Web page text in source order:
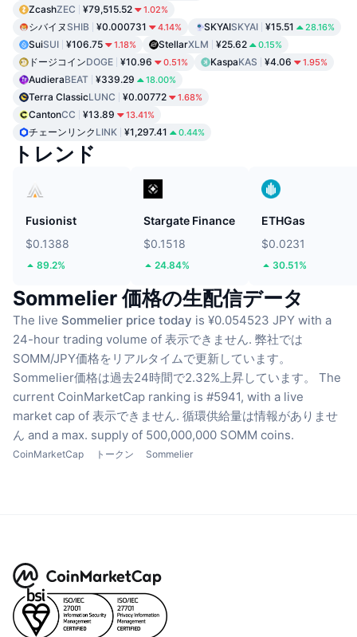
ZcashZEC ¥79,515.52 1.02%
シバイヌ SHIB ¥0.000731 4.14% SKYAISKYAI ¥15.51 28.16%
SuiSUI ¥106.75 1.18% StellarXLM ¥25.62 0.15%
ドージコインDOGE ¥10.96 0.51% KaspaKAS ¥4.06 1.95%
AudieraBEAT ¥339.29 18.00%
Terra ClassicLUNC ¥0.00772 1.68%
CantonCC ¥13.89 13.41%
チェーンリンク LINK ¥1,297.41 0.44%
トレンド
Fusionist
$0.1388
89.2%
Stargate Finance
$0.1518
24.84%
ETHGas
$0.0231
30.51%
Sommelier 価格の生配信データ
The live Sommelier price today is ¥0.054523 JPY with a
24-hour trading volume of 表示できません. 弊社では
SOMM/JPY価格をリアルタイムで更新しています。
Sommelier価格は過去24時間で2.32%上昇しています。
The
current CoinMarketCap ranking is #5941, with a live
market cap of 表示できません. 循環供給量は情報がありませ
ん and a max. supply of 500,000,000 SOMM coins.
CoinMarketCap トークン Sommelier